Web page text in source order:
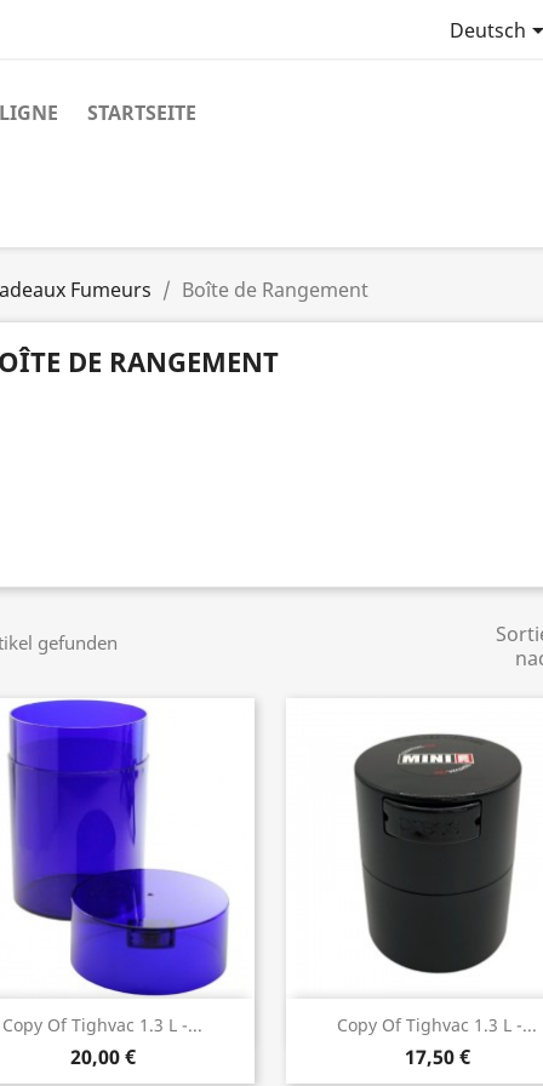
Deutsch
STARTSEITE
Fumeurs Boîte de Rangement
DE RANGEMENT
gefunden
Copy Of Tighvac 1.3 L -...
20,00 €
Vorschau Copy Of Tighvac 1.3 L -...
17,50 €
Vorschau